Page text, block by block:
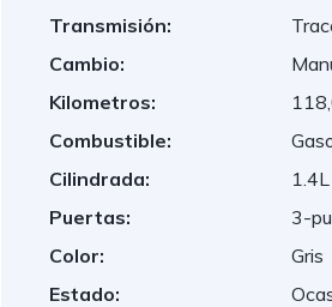
Transmisión:
Cambio:
Kilometros:
Combustible:
Cilindrada:
1.4L
Puertas:
3-
Color:
Gris
Estado: